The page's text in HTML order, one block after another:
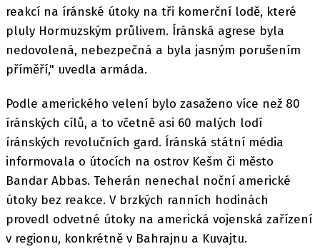
reakcí na íránské útoky na tři komerční lodě, které
pluly Hormuzským průlivem. Íránská agrese byla
nedovolená, nebezpečná a byla jasným porušením
příměří," uvedla armáda.
Podle amerického velení bylo zasaženo více než 80
íránských cílů, a to včetně asi 60 malých lodí
íránských revolučních gard. Íránská státní média
informovala o útocích na ostrov Kešm či město
Bandar Abbas. Teherán nenechal noční americké
útoky bez reakce. V brzkých ranních hodinách
provedl odvetné útoky na americká vojenská zařízení
v regionu, konkrétně v Bahrajnu a Kuvajtu.